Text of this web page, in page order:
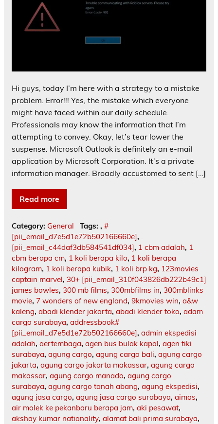
Hi guys, today I’m here with a strategy to a mistake
problem. Error!!! Yes, the mistake which everyone
might have faced within our daily schedule.
Professionals may know the information that I’m
attempting to convey. Okay, let’s tear lower the
suspense. Microsoft Outlook is definitely an e-mail
application by Microsoft Corporation. It’s a private
information manager. Broadly accustomed to sent […]
Read more
Category: General Tags: , #
[pii_email_d7e5d1e72b502166660e], .
[pii_email_c44daf3db584541df034], 1 cbm adalah, 1
cbm berapa cm, 1 koli berapa kilo, 1 koli berapa
kilogram, 1 koli berapa kubik, 1 koli brp kg, 123movies
captain marvel, 30+ [pii_email_310f043826db222b49c1]
james bowles, 300 mb films, 300mbfilms in, 300mblinks
movie, 7 wonders of new england, 9kmovies win, a&w
kaleng, abadi klender jakarta, abadi klender toko, adam
cargo surabaya, addressbook#
[pii_email_d7e5d1e72b502166660e], admin ekspedisi
adalah, aertembaga, agen bus bulak kapal, agen tiki
surabaya, agung cargo, agung cargo bali, agung cargo
jakarta, agung cargo jakarta makassar, agung cargo
makassar, agung cargo manado, agung cargo
surabaya, agung cargo tanah abang, agung ekspedisi,
agung jasa cargo, agung jasa cargo surabaya, aimas,
air molek ke pekanbaru berapa jam, aki pesawat,
akshay kumar nationality, alamat bali prima surabaya,